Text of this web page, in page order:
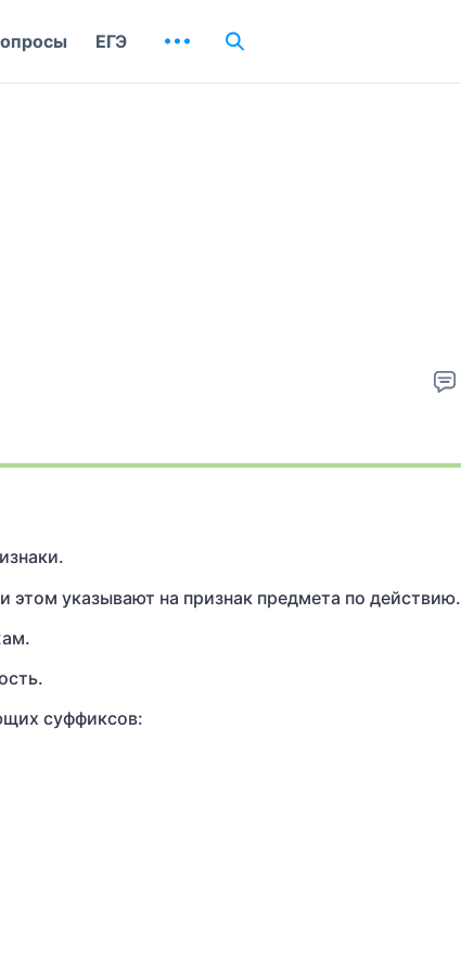
этом указывают на признак предмета по действию.
суффиксов:
ЕГЭ